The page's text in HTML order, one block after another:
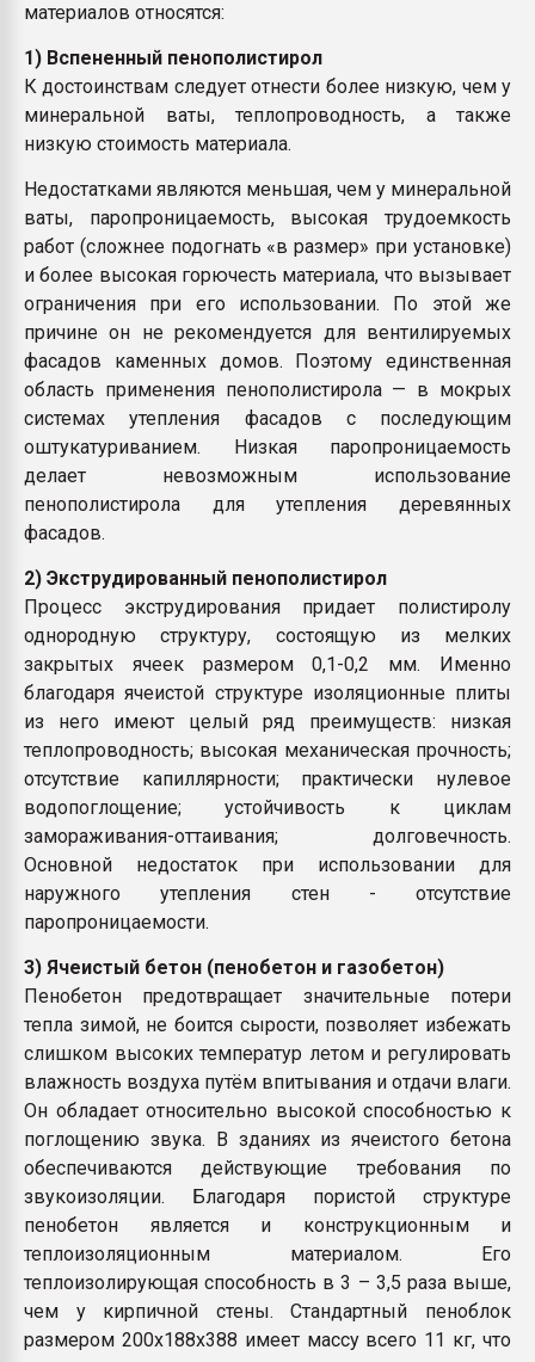
материалов относятся:
1) Вспененный пенополистирол
К достоинствам следует отнести более низкую, чем у
минеральной ваты, теплопроводность, а также
низкую стоимость материала.
Недостатками являются меньшая, чем у минеральной
ваты, паропроницаемость, высокая трудоемкость
работ (сложнее подогнать «в размер» при установке)
и более высокая горючесть материала, что вызывает
ограничения при его использовании. По этой же
причине он не рекомендуется для вентилируемых
фасадов каменных домов. Поэтому единственная
область применения пенополистирола — в мокрых
системах утепления фасадов с последующим
оштукатуриванием. Низкая паропроницаемость
делает невозможным использование
пенополистирола для утепления деревянных
фасадов.
2) Экструдированный пенополистирол
Процесс экструдирования придает полистиролу
однородную структуру, состоящую из мелких
закрытых ячеек размером 0,1-0,2 мм. Именно
благодаря ячеистой структуре изоляционные плиты
из него имеют целый ряд преимуществ: низкая
теплопроводность; высокая механическая прочность;
отсутствие капиллярности; практически нулевое
водопоглощение; устойчивость к циклам
замораживания-оттаивания; долговечность.
Основной недостаток при использовании для
наружного утепления стен - отсутствие
паропроницаемости.
3) Ячеистый бетон (пенобетон и газобетон)
Пенобетон предотвращает значительные потери
тепла зимой, не боится сырости, позволяет избежать
слишком высоких температур летом и регулировать
влажность воздуха путём впитывания и отдачи влаги.
Он обладает относительно высокой способностью к
поглощению звука. В зданиях из ячеистого бетона
обеспечиваются действующие требования по
звукоизоляции. Благодаря пористой структуре
пенобетон является и конструкционным и
теплоизоляционным материалом. Его
теплоизолирующая способность в 3 – 3,5 раза выше,
чем у кирпичной стены. Стандартный пеноблок
размером 200х188х388 имеет массу всего 11 кг, что